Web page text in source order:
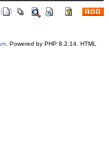
. Powered by PHP 8.2.14. HTML